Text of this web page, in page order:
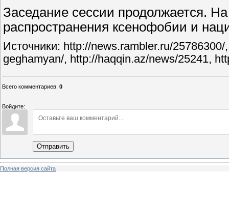
Заседание сессии продолжается.
распространения ксенофобии и
Источники: http://news.rambler.ru/
geghamyan/, http://haqqin.az/news/25241,
Всего комментариев: 0
Войдите:
Отправить
Полная версия сайта